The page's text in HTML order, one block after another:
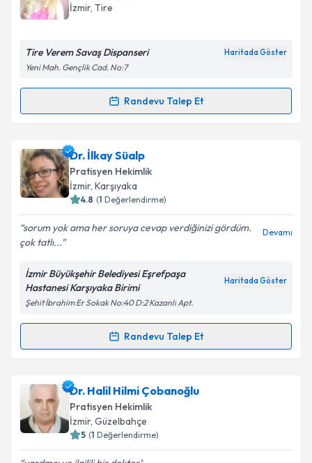
İzmir, Tire
Tire Verem Savaş Dispanseri Haritada Göster
Yeni Mah. Gençlik Cad. No:7
Randevu Talep Et
Randevu Takvimi Talebi
Dr. Zerrin Toraniçin randevu takvimi talebi
oluşturun. Size bu uzmandan randevu almanız için bir
takvim hazırlandığında e-posta ile bilgilendireceğiz.
Kişisel verilerimin işlenmesine ilişkin
Aydınlatma
Metni'ni okudum ve kişisel verilerimin belirtilen
kapsamda işlenmesini kabul ediyorum.
Takvim Talebini Gönder
Dr. İlkay Süalp
Pratisyen Hekimlik
İzmir, Karşıyaka
4.8 (1 Değerlendirme)
sorum yok ama her soruya cevap verdiğinizi gördüm.
çok tatlı...
Devamı
İzmir Büyükşehir Belediyesi Eşrefpaşa
Hastanesi Karşıyaka Birimi
Haritada Göster
Şehit İbrahim Er Sokak No:40 D:2 Kazanlı Apt.
Randevu Talep Et
Randevu Takvimi Talebi
Dr. İlkay Süalpiçin randevu takvimi talebi oluşturun.
Size bu uzmandan randevu almanız için bir takvim
hazırlandığında e-posta ile bilgilendireceğiz.
Dr. Halil Hilmi Çobanoğlu
Pratisyen Hekimlik
İzmir, Güzelbahçe
5 (1 Değerlendirme)